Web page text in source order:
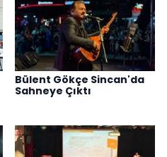
Bülent Gökçe Sincan'da
Sahneye Çıktı